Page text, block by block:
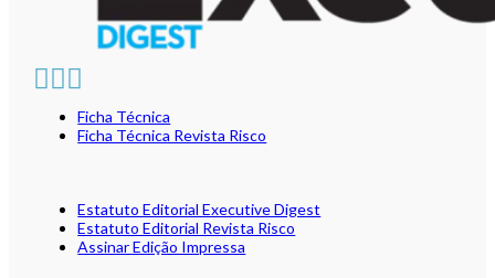
Ficha Técnica
Ficha Técnica Revista Risco
Estatuto Editorial Executive Digest
Estatuto Editorial Revista Risco
Assinar Edição Impressa